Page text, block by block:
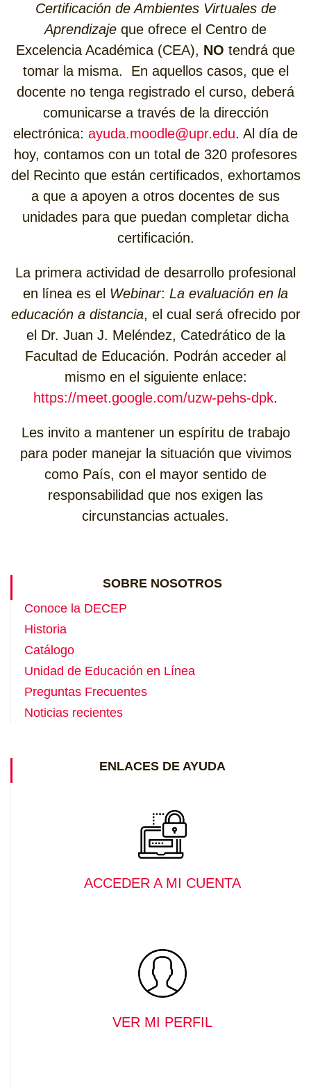
Certificación de Ambientes Virtuales de
Aprendizaje que ofrece el Centro de
Excelencia Académica (CEA), NO tendrá que
tomar la misma. En aquellos casos, que el
docente no tenga registrado el curso, deberá
comunicarse a través de la dirección
electrónica: ayuda.moodle@upr.edu. Al día de
hoy, contamos con un total de 320 profesores
del Recinto que están certificados, exhortamos
a que a apoyen a otros docentes de sus
unidades para que puedan completar dicha
certificación.
La primera actividad de desarrollo profesional
en línea es el Webinar: La evaluación en la
educación a distancia, el cual será ofrecido por
el Dr. Juan J. Meléndez, Catedrático de la
Facultad de Educación. Podrán acceder al
mismo en el siguiente enlace:
https://meet.google.com/uzw-pehs-dpk.
Les invito a mantener un espíritu de trabajo
para poder manejar la situación que vivimos
como País, con el mayor sentido de
responsabilidad que nos exigen las
circunstancias actuales.
SOBRE NOSOTROS
Conoce la DECEP
Historia
Catálogo
Unidad de Educación en Línea
Preguntas Frecuentes
Noticias recientes
ENLACES DE AYUDA
ACCEDER A MI CUENTA
VER MI PERFIL